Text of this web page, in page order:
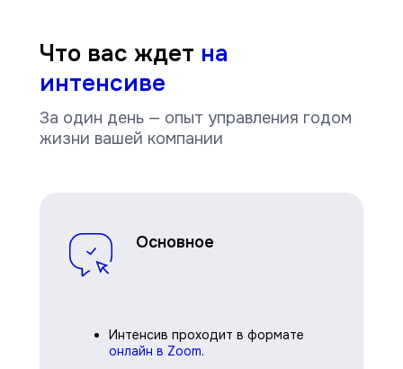
За один день — опыт управления годом
жизни вашей компании
Что вас ждет на
интенсиве
Интенсив проходит в формате
онлайн в Zoom.
Основное